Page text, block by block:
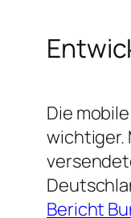
Die
wichtiger.
Bericht